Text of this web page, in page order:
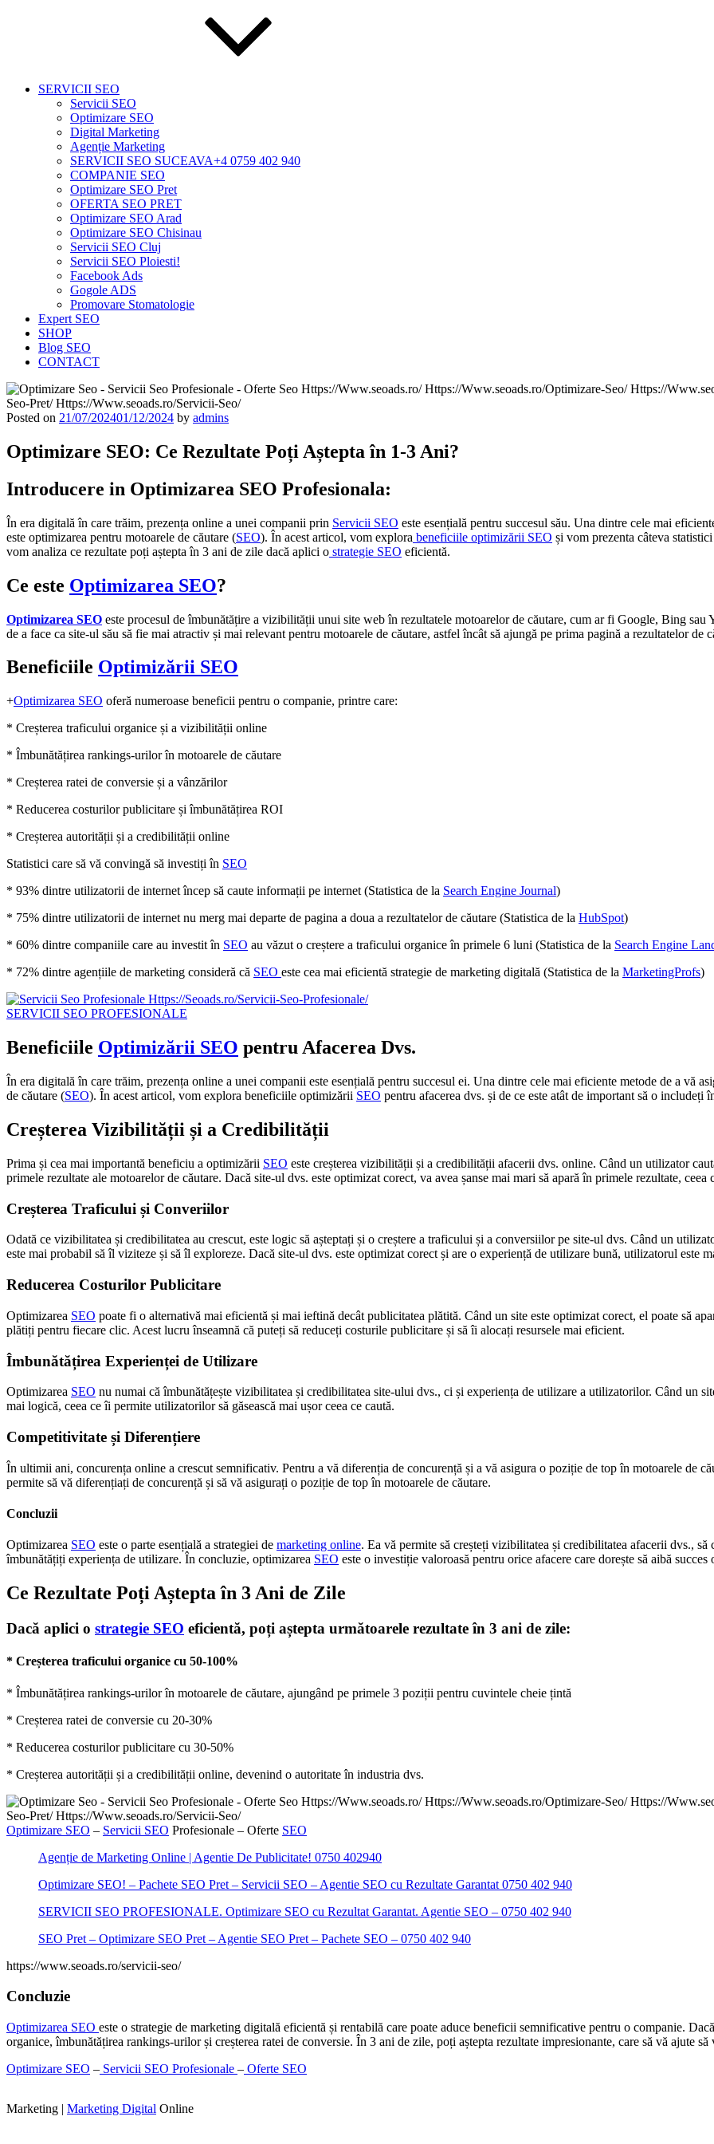
SERVICII SEO
Servicii SEO
Optimizare SEO
Digital Marketing
Agenție Marketing
SERVICII SEO SUCEAVA+4 0759 402 940
COMPANIE SEO
Optimizare SEO Pret
OFERTA SEO PRET
Optimizare SEO Arad
Optimizare SEO Chisinau
Servicii SEO Cluj
Servicii SEO Ploiesti!
Facebook Ads
Gogole ADS
Promovare Stomatologie
Expert SEO
SHOP
Blog SEO
CONTACT
Posted on 21/07/202401/12/2024 by admins
Optimizare SEO: Ce Rezultate Poți Aștepta în 1-3 Ani?
Introducere in Optimizarea SEO Profesionala:
În era digitală în care trăim, prezența online a unei companii prin Servicii SEO este esențială pentru succesul său. Una dintre cele mai
este optimizarea pentru motoarele de căutare (SEO). În acest articol, vom explora beneficiile optimizării SEO și vom prezenta câteva
vom analiza ce rezultate poți aștepta în 3 ani de zile dacă aplici o strategie SEO eficientă.
Ce este Optimizarea SEO?
Optimizarea SEO este procesul de îmbunătățire a vizibilității unui site web în rezultatele motoarelor de căutare, cum ar fi Google, Bing sau
de a face ca site-ul său să fie mai atractiv și mai relevant pentru motoarele de căutare, astfel încât să ajungă pe prima pagină a rezultatelor de
Beneficiile Optimizării SEO
+Optimizarea SEO oferă numeroase beneficii pentru o companie, printre care:
* Creșterea traficului organice și a vizibilității online
* Îmbunătățirea rankings-urilor în motoarele de căutare
* Creșterea ratei de conversie și a vânzărilor
* Reducerea costurilor publicitare și îmbunătățirea ROI
* Creșterea autorității și a credibilității online
Statistici care să vă convingă să investiți în SEO
* 93% dintre utilizatorii de internet încep să caute informații pe internet (Statistica de la Search Engine Journal)
* 75% dintre utilizatorii de internet nu merg mai departe de pagina a doua a rezultatelor de căutare (Statistica de la HubSpot)
* 60% dintre companiile care au investit în SEO au văzut o creștere a traficului organice în primele 6 luni (Statistica de la Search Engine
* 72% dintre agențiile de marketing consideră că SEO este cea mai eficientă strategie de marketing digitală (Statistica de la MarketingProfs)
SERVICII SEO PROFESIONALE
Beneficiile Optimizării SEO pentru Afacerea Dvs.
În era digitală în care trăim, prezența online a unei companii este esențială pentru succesul ei. Una dintre cele mai eficiente metode de a vă
de căutare (SEO). În acest articol, vom explora beneficiile optimizării SEO pentru afacerea dvs. și de ce este atât de important să o includeți
Creșterea Vizibilității și a Credibilității
Prima și cea mai importantă beneficiu a optimizării SEO este creșterea vizibilității și a credibilității afacerii dvs. online. Când un utilizator
primele rezultate ale motoarelor de căutare. Dacă site-ul dvs. este optimizat corect, va avea șanse mai mari să apară în primele rezultate,
Creșterea Traficului și Converiilor
Odată ce vizibilitatea și credibilitatea au crescut, este logic să așteptați și o creștere a traficului și a conversiilor pe site-ul dvs. Când un
este mai probabil să îl viziteze și să îl exploreze. Dacă site-ul dvs. este optimizat corect și are o experiență de utilizare bună, utilizatorul este
Reducerea Costurilor Publicitare
Optimizarea SEO poate fi o alternativă mai eficientă și mai ieftină decât publicitatea plătită. Când un site este optimizat corect, el poate să
plătiți pentru fiecare clic. Acest lucru înseamnă că puteți să reduceți costurile publicitare și să îi alocați resursele mai eficient.
Îmbunătățirea Experienței de Utilizare
Optimizarea SEO nu numai că îmbunătățește vizibilitatea și credibilitatea site-ului dvs., ci și experiența de utilizare a utilizatorilor. Când un
mai logică, ceea ce îi permite utilizatorilor să găsească mai ușor ceea ce caută.
Competitivitate și Diferențiere
În ultimii ani, concurența online a crescut semnificativ. Pentru a vă diferenția de concurență și a vă asigura o poziție de top în motoarele de
permite să vă diferențiați de concurență și să vă asigurați o poziție de top în motoarele de căutare.
Concluzii
Optimizarea SEO este o parte esențială a strategiei de marketing online. Ea vă permite să creșteți vizibilitatea și credibilitatea afacerii dvs.,
îmbunătățiți experiența de utilizare. În concluzie, optimizarea SEO este o investiție valoroasă pentru orice afacere care dorește să aibă succes
Ce Rezultate Poți Aștepta în 3 Ani de Zile
Dacă aplici o strategie SEO eficientă, poți aștepta următoarele rezultate în 3 ani de zile:
* Creșterea traficului organice cu 50-100%
* Îmbunătățirea rankings-urilor în motoarele de căutare, ajungând pe primele 3 poziții pentru cuvintele cheie țintă
* Creșterea ratei de conversie cu 20-30%
* Reducerea costurilor publicitare cu 30-50%
* Creșterea autorității și a credibilității online, devenind o autoritate în industria dvs.
Optimizare SEO – Servicii SEO Profesionale – Oferte SEO
Agenție de Marketing Online | Agentie De Publicitate! 0750 402940
Optimizare SEO! – Pachete SEO Pret – Servicii SEO – Agentie SEO cu Rezultate Garantat 0750 402 940
SERVICII SEO PROFESIONALE. Optimizare SEO cu Rezultat Garantat. Agentie SEO – 0750 402 940
SEO Pret – Optimizare SEO Pret – Agentie SEO Pret – Pachete SEO – 0750 402 940
https://www.seoads.ro/servicii-seo/
Concluzie
Optimizarea SEO este o strategie de marketing digitală eficientă și rentabilă care poate aduce beneficii semnificative pentru o companie.
organice, îmbunătățirea rankings-urilor și creșterea ratei de conversie. În 3 ani de zile, poți aștepta rezultate impresionante, care să vă ajute
Optimizare SEO – Servicii SEO Profesionale – Oferte SEO
Marketing | Marketing Digital Online